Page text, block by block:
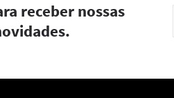
receber nossas